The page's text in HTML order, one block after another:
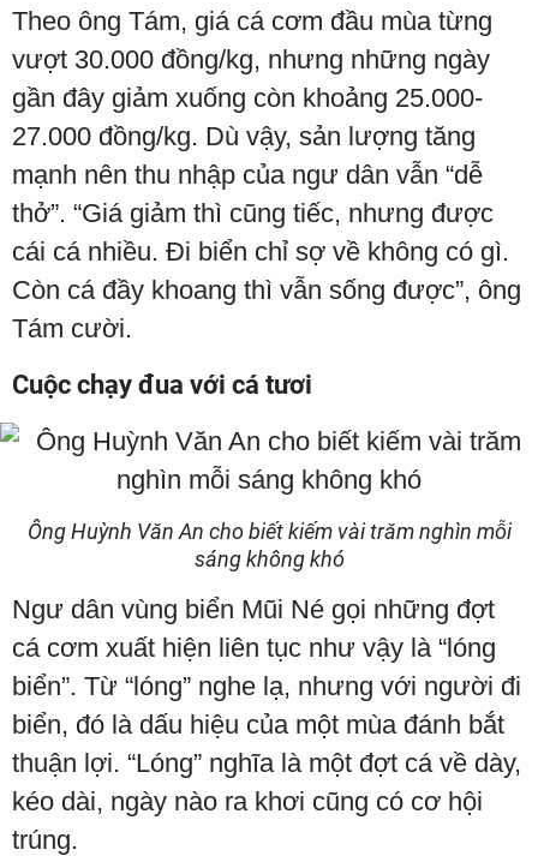
Theo ông Tám, giá cá cơm đầu mùa từng
vượt 30.000 đồng/kg, nhưng những ngày
gần đây giảm xuống còn khoảng 25.000-
27.000 đồng/kg. Dù vậy, sản lượng tăng
mạnh nên thu nhập của ngư dân vẫn “dễ
thở”. “Giá giảm thì cũng tiếc, nhưng được
cái cá nhiều. Đi biển chỉ sợ về không có gì.
Còn cá đầy khoang thì vẫn sống được”, ông
Tám cười.
Cuộc chạy đua với cá tươi
Ông Huỳnh Văn An cho biết kiếm vài trăm nghìn mỗi
sáng không khó
Ngư dân vùng biển Mũi Né gọi những đợt
cá cơm xuất hiện liên tục như vậy là “lóng
biển”. Từ “lóng” nghe lạ, nhưng với người đi
biển, đó là dấu hiệu của một mùa đánh bắt
thuận lợi. “Lóng” nghĩa là một đợt cá về dày,
kéo dài, ngày nào ra khơi cũng có cơ hội
trúng.